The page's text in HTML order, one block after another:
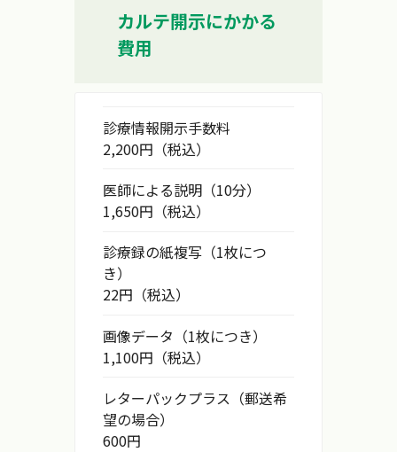
カルテ開示にかかる
費用
診療情報開示手数料
2,200円（税込）
医師による説明（10分）
1,650円（税込）
診療録の紙複写（1枚につ
き）
22円（税込）
画像データ（1枚につき）
1,100円（税込）
レターパックプラス（郵送希
望の場合）
600円